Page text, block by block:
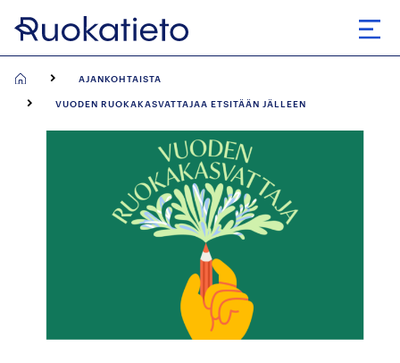
Siirry
suoraan
AJANKOHTAISTA
VUODEN RUOKAKASVATTAJAA ETSITÄÄN JÄLLEEN